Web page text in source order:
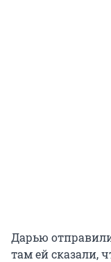
Дарью
там ей сказали,